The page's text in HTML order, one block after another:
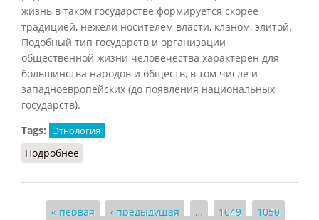
жизнь в таком государстве формируется скорее
традицией, нежели носителем власти, кланом, элитой.
Подобный тип государств и организации
общественной жизни человечества характерен для
большинства народов и обществ, в том числе и
западноевропейских (до появления национальных
государств).
Tags:
Этнология
Подробнее
Страницы
« первая ‹ предыдущая … 1049
1050